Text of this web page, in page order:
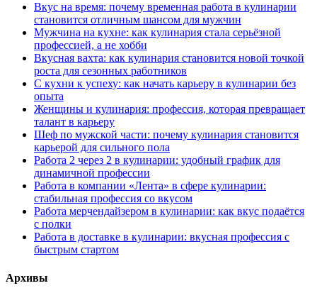
Вкус на время: почему временная работа в кулинарии
становится отличным шансом для мужчин
Мужчина на кухне: как кулинария стала серьёзной
профессией, а не хобби
Вкусная вахта: как кулинария становится новой точкой
роста для сезонных работников
С кухни к успеху: как начать карьеру в кулинарии без
опыта
Женщины и кулинария: профессия, которая превращает
талант в карьеру
Шеф по мужской части: почему кулинария становится
карьерой для сильного пола
Работа 2 через 2 в кулинарии: удобный график для
динамичной профессии
Работа в компании «Лента» в сфере кулинарии:
стабильная профессия со вкусом
Работа мерчендайзером в кулинарии: как вкус подаётся
с полки
Работа в доставке в кулинарии: вкусная профессия с
быстрым стартом
Архивы